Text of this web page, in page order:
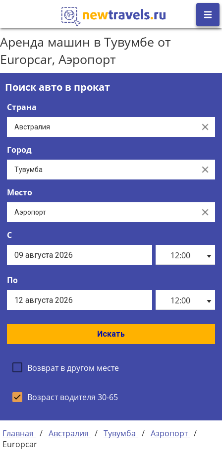
Аренда машин в Тувумбе от
Europcar, Аэропорт
Поиск авто в прокат
Страна
Clear
Город
Clear
Место
Clear
С
12:00
По
12:00
Искать
Возврат в другом месте
Возраст водителя 30-65
Главная / Австралия / Тувумба / Аэропорт /
Europcar